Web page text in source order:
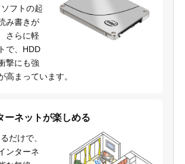
フトの起
み書きが
さらに軽
で、HDD
撃にも強
高まっています。
ーネットが楽しめる
だけで、
ンターネ